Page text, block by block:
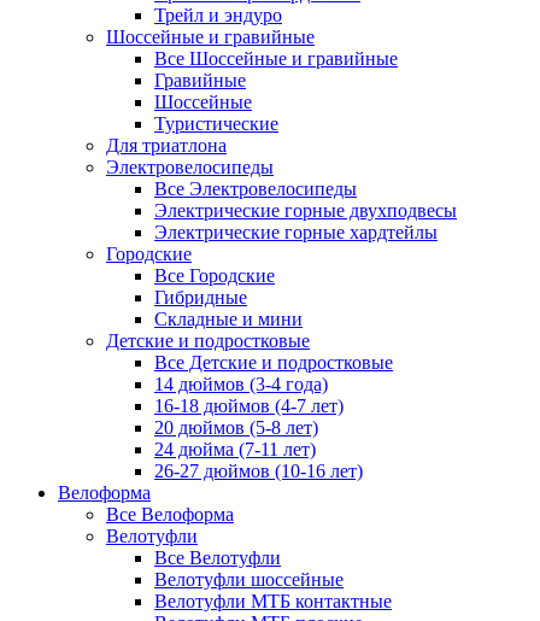
Трейл и эндуро
Шоссейные и гравийные
Все Шоссейные и гравийные
Гравийные
Шоссейные
Туристические
Для триатлона
Электровелосипеды
Все Электровелосипеды
Электрические горные двухподвесы
Электрические горные хардтейлы
Городские
Все Городские
Гибридные
Складные и мини
Детские и подростковые
Все Детские и подростковые
14 дюймов (3-4 года)
16-18 дюймов (4-7 лет)
20 дюймов (5-8 лет)
24 дюйма (7-11 лет)
26-27 дюймов (10-16 лет)
Велоформа
Все Велоформа
Велотуфли
Все Велотуфли
Велотуфли шоссейные
Велотуфли МТБ контактные